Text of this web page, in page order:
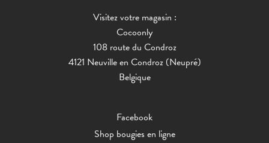
Visitez votre magasin :
Cocoonly
108 route du Condroz
4121 Neuville en Condroz (Neupré)
Belgique
Facebook
Shop bougies en ligne